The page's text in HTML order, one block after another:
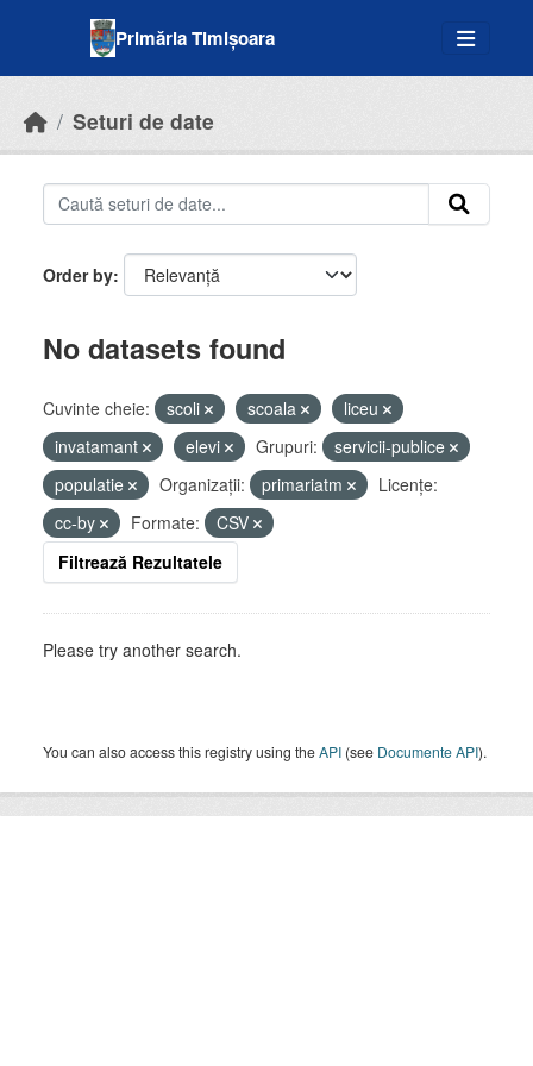
Primăria Timișoara
Seturi de date
Order by
No datasets found
Cuvinte cheie: scoli scoala
liceu
invatamant
elevi Grupuri:
servicii-publice
populatie
Organizații: primariatm
Licenţe:
cc-by
Formate:
CSV
Filtrează Rezultatele
Please try another search.
You can also access this registry using theAPI (see Documente API).